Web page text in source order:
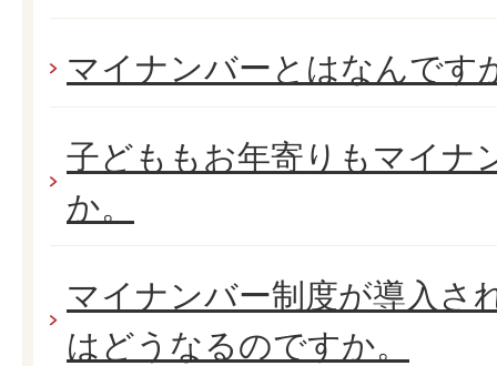
マイナンバーとはなんです
子どももお年寄りもマイナ
か。
マイナンバー制度が導入さ
はどうなるのですか。